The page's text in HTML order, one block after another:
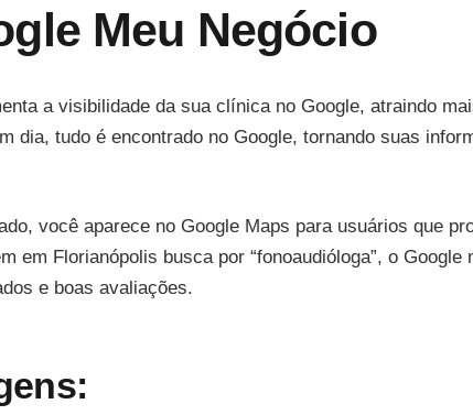
Meu Negócio
a visibilidade da sua clínica no Google, atraindo
dia, tudo é encontrado no Google, tornando suas
você aparece no Google Maps para usuários que
em Florianópolis busca por “fonoaudióloga”, o Google
e boas avaliações.